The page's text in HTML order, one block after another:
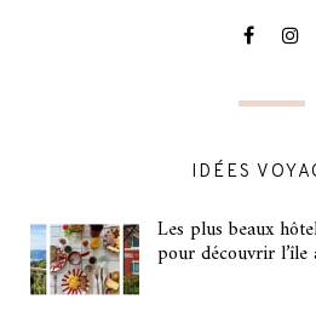
IDÉES
Les plus beaux
pour découvrir l’île